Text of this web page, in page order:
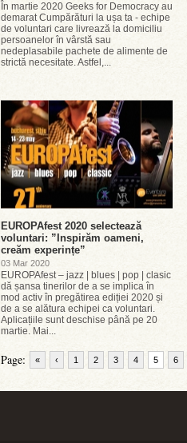
În martie 2020 Geeks for Democracy au
demarat Cumpărături la ușa ta - echipe
de voluntari care livrează la domiciliu
persoanelor în vârstă sau
nedeplasabile pachete de alimente de
strictă necesitate. Astfel,...
EUROPAfest 2020 selectează
voluntari: ”Inspirăm oameni,
creăm experințe”
03 Mar 2020
EUROPAfest – jazz | blues | pop | clasic
dă șansa tinerilor de a se implica în
mod activ în pregătirea ediției 2020 și
de a se alătura echipei ca voluntari.
Aplicațiile sunt deschise până pe 20
martie. Mai...
Page: « ‹ 1 2 3 4 5 6